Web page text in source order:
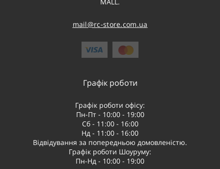
MALL.
mail@rc-store.com.ua
Графік роботи
Графік роботи офісу:
Пн-Пт - 10:00 - 19:00
Сб - 11:00 - 16:00
Нд - 11:00 - 16:00
Відвідування за попередньою домовленістю.
Графік роботи Шоуруму:
Пн-Нд - 10:00 - 19:00